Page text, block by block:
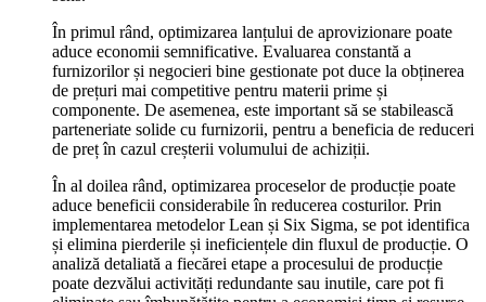
În primul rând, optimizarea lanțului de aprovizionare poate
aduce economii semnificative. Evaluarea constantă a
furnizorilor și negocieri bine gestionate pot duce la obținerea
de prețuri mai competitive pentru materii prime și
componente. De asemenea, este important să se stabilească
parteneriate solide cu furnizorii, pentru a beneficia de reduceri
de preț în cazul creșterii volumului de achiziții.
În al doilea rând, optimizarea proceselor de producție poate
aduce beneficii considerabile în reducerea costurilor. Prin
implementarea metodelor Lean și Six Sigma, se pot identifica
și elimina pierderile și ineficiențele din fluxul de producție. O
analiză detaliată a fiecărei etape a procesului de producție
poate dezvălui activități redundante sau inutile, care pot fi